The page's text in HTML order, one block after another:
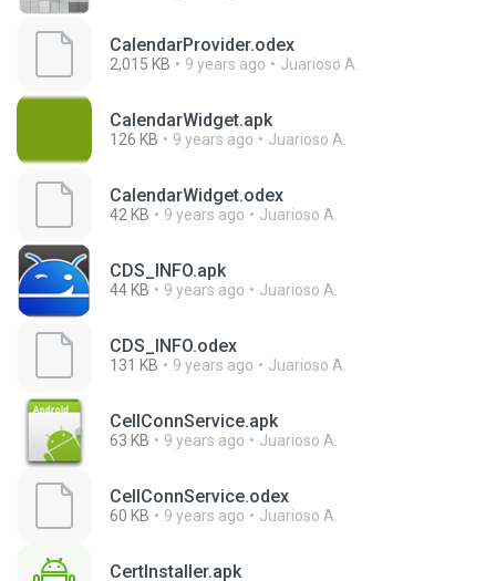
CalendarProvider.odex
2,015 KB 9 years ago Juarioso A.
CalendarWidget.apk
126 KB 9 years ago Juarioso A.
CalendarWidget.odex
42 KB 9 years ago Juarioso A.
CDS_INFO.apk
44 KB 9 years ago Juarioso A.
CDS_INFO.odex
131 KB 9 years ago Juarioso A.
CellConnService.apk
63 KB 9 years ago Juarioso A.
CellConnService.odex
60 KB 9 years ago Juarioso A.
CertInstaller.apk